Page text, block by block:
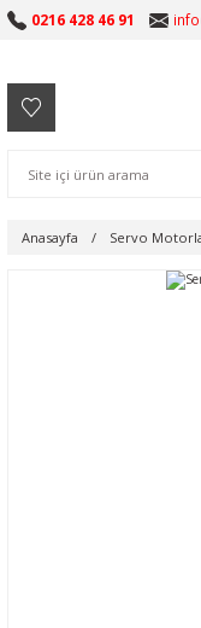
0216 428 46 91 info
Anasayfa Servo